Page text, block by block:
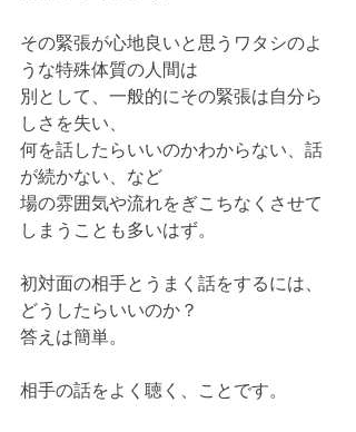
その緊張が心地良いと思うワタシのよ
うな特殊体質の人間は
別として、一般的にその緊張は自分ら
しさを失い、
何を話したらいいのかわからない、話
が続かない、など
場の雰囲気や流れをぎこちなくさせて
しまうことも多いはず。
初対面の相手とうまく話をするには、
どうしたらいいのか？
答えは簡単。
相手の話をよく聴く、ことです。